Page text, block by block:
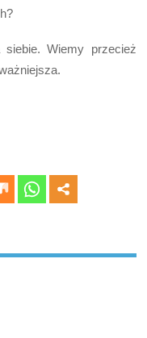
siebie. Wiemy przecież